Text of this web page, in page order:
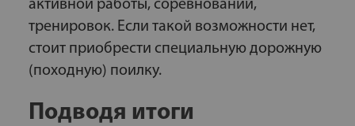
активной работы, соревнований,
тренировок. Если такой возможности нет,
стоит приобрести специальную дорожную
(походную) поилку.
Подводя итоги